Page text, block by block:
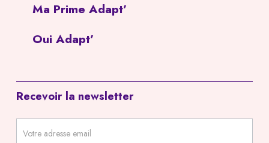
Ma Prime Adapt’
Oui Adapt’
Recevoir la newsletter